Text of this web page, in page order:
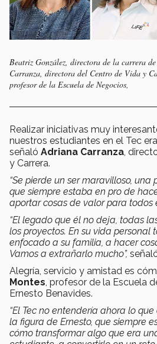
Beatriz González, directora de la carrera
Carranza, directora del Centro de Vida y
profesor de la Escuela de Negocios,
Realizar iniciativas muy
nuestros estudiantes en el Tec
señaló Adriana Carranza ,
y Carrera.
“Se pierde un ser maravilloso,
que siempre estaba en pro de
aportar cosas de valor para todos
“El legado que él no deja, todas
los proyectos. En su vida personal
enfocado a su familia, a hacer
Vamos a extrañarlo mucho”,
Alegría, servicio y amistad es
Montes , profesor de la Escuela
Ernesto Benavides.
“El Tec no entendería ahora lo
la figura de Ernesto, que siempre
cómo transformar algo que era